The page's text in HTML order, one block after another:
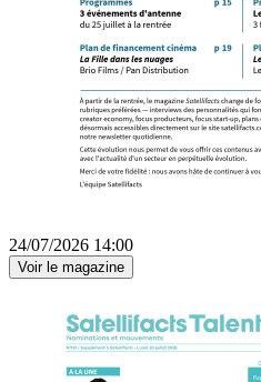
24/07/2026 14:00
Voir le magazine